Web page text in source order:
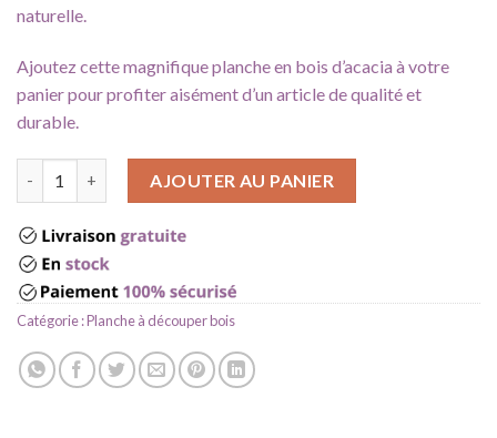
naturelle.
Ajoutez cette magnifique planche en bois d’acacia à votre
panier pour profiter aisément d’un article de qualité et
durable.
AJOUTER AU PANIER
Catégorie :Planche à découper bois